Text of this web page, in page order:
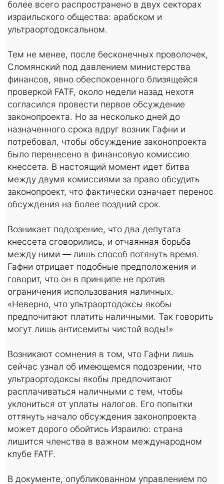
более всего распространено в двух секторах
израильского общества: арабском и
ультраортодоксальном.
Тем не менее, после бесконечных проволочек,
Сломянский под давлением министерства
финансов, явно обеспокоенного близящейся
проверкой FATF, около недели назад нехотя
согласился провести первое обсуждение
законопроекта. Но за несколько дней до
назначенного срока вдруг возник Гафни и
потребовал, чтобы обсуждение законопроекта
было перенесено в финансовую комиссию
кнессета. В настоящий момент идет битва
между двумя комиссиями за право обсудить
законопроект, что фактически означает перенос
обсуждения на более поздний срок.
Возникает подозрение, что два депутата
кнессета сговорились, и отчаянная борьба
между ними — лишь способ потянуть время.
Гафни отрицает подобные предположения и
говорит, что он в принципе не против
ограничения использования наличных.
«Неверно, что ультраортодоксы якобы
предпочитают платить наличными. Так говорить
могут лишь антисемиты чистой воды!»
Возникают сомнения в том, что Гафни лишь
сейчас узнал об имеющемся подозрении, что
ультраортодоксы якобы предпочитают
расплачиваться наличными с тем, чтобы
уклониться от уплаты налогов. Его попытки
оттянуть начало обсуждения законопроекта
может дорого обойтись Израилю: страна
лишится членства в важном международном
клубе FATF.
В документе, опубликованном управлением по